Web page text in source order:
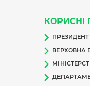
КОРИСНІ
ВЕРХОВНА